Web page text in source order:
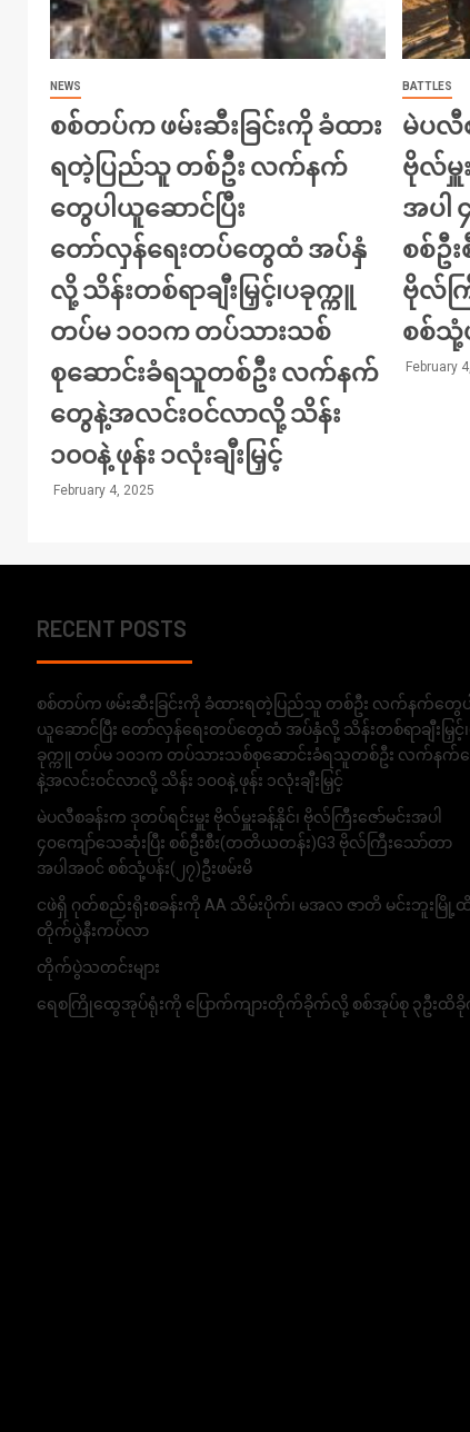
NEWS
စစ်တပ်က ဖမ်းဆီးခြင်းကို ခံထား
ရတဲ့ပြည်သူ တစ်ဦး လက်နက်
တွေပါယူဆောင်ပြီး
တော်လှန်ရေးတပ်တွေထံ အပ်နှံ
လို့ သိန်းတစ်ရာချီးမြှင့်၊ပခုက္ကူ
တပ်မ ၁၀၁က တပ်သားသစ်
စုဆောင်းခံရသူတစ်ဦး လက်နက်
တွေနဲ့အလင်းဝင်လာလို့ သိန်း
၁၀၀နဲ့ ဖုန်း ၁လုံးချီးမြှင့်
February 4, 2025
BATTLES
မဲပလီ
ဗိုလ်မှူ
အပါ
စစ်ဦ
ဗိုလ်က
စစ်သုံ့
February
RECENT POSTS
စစ်တပ်က ဖမ်းဆီးခြင်းကို ခံထားရတဲ့ပြည်သူ တစ်ဦး လက်နက်တွေပ
ယူဆောင်ပြီး တော်လှန်ရေးတပ်တွေထံ အပ်နှံလို့ သိန်းတစ်ရာချီးမြှင့်
ခုက္ကူ တပ်မ ၁၀၁က တပ်သားသစ်စုဆောင်းခံရသူတစ်ဦး လက်နက်
နဲ့အလင်းဝင်လာလို့ သိန်း ၁၀၀နဲ့ ဖုန်း ၁လုံးချီးမြှင့်
မဲပလီစခန်းက ဒုတပ်ရင်းမှူး ဗိုလ်မှူးခန့်နိုင်၊ ဗိုလ်ကြီးဇော်မင်းအပါ
၄၀ကျော်သေဆုံးပြီး စစ်ဦးစီး(တတိယတန်း)G3 ဗိုလ်ကြီးသော်တာ
အပါအဝင် စစ်သုံ့ပန်း(၂၇)ဦးဖမ်းမိ
ငဖဲရှိ ဂုတ်စည်းရိုးစခန်းကို AA သိမ်းပိုက်၊ မအလ ဇာတိ မင်းဘူးမြို့
တိုက်ပွဲနီးကပ်လာ
တိုက်ပွဲသတင်းများ
ရေစကြိုထွေအုပ်ရုံးကို ပြောက်ကျားတိုက်ခိုက်လို့ စစ်အုပ်စု ၃ဦးထိ